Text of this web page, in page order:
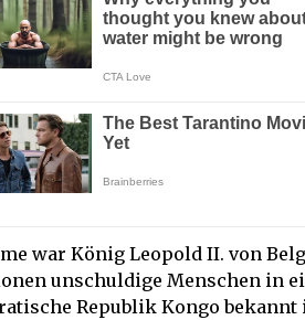
war König Leopold II. von
unschuldige Menschen in
Republik Kongo bekannt